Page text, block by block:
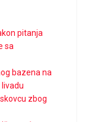
pitanja
sa
bazena na
zbog